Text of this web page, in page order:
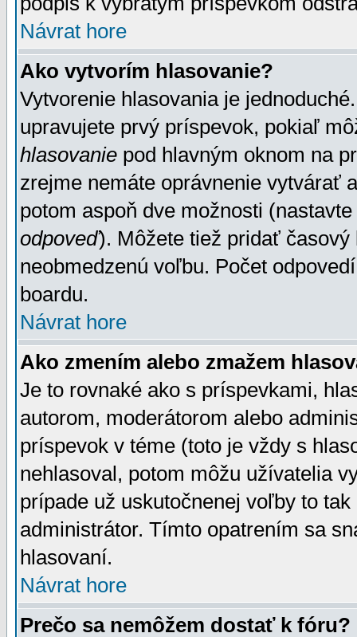
Návrat hore
Ako vytvorím hlasovanie?
Vytvorenie hlasovania je
upravujete prvý príspevok, pokiaľ
hlasovanie pod hlavným oknom na
zrejme nemáte oprávnenie vytvárať
potom aspoň dve možnosti
odpoveď). Môžete tiež pridať
neobmedzenú voľbu. Počet
boardu.
Návrat hore
Ako zmením alebo zmažem
Je to rovnaké ako s príspevkami,
autorom, moderátorom alebo
príspevok v téme (toto je vždy s
nehlasoval, potom môžu užívatelia
prípade už uskutočnenej voľby to
administrátor. Tímto opatrením sa
hlasovaní.
Návrat hore
Prečo sa nemôžem dostať k fóru?